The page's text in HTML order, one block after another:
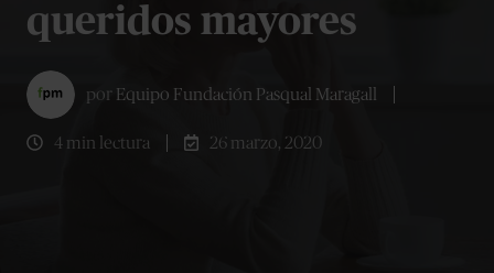
queridos mayores
por Equipo Fundación Pasqual Maragall
4 min lectura 26 marzo, 2020